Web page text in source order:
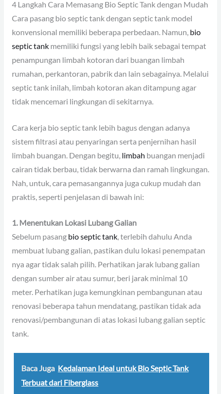
4 Langkah Cara Memasang Bio Septic Tank dengan Mudah
Cara pasang bio septic tank dengan septic tank model
konvensional memiliki beberapa perbedaan. Namun, bio
septic tankmemiliki fungsi yang lebih baik sebagai tempat
penampungan limbah kotoran dari buangan limbah
rumahan, perkantoran, pabrik dan lain sebagainya. Melalui
septic tank inilah, limbah kotoran akan ditampung agar
tidak mencemari lingkungan di sekitarnya.
Cara kerja bio septic tank lebih bagus dengan adanya
sistem filtrasi atau penyaringan serta penjernihan hasil
limbah buangan. Dengan begitu, limbah buangan menjadi
cairan tidak berbau, tidak berwarna dan ramah lingkungan.
Nah, untuk, cara pemasangannya juga cukup mudah dan
praktis, seperti penjelasan di bawah ini:
1. Menentukan Lokasi Lubang Galian
Sebelum pasang bio septic tank, terlebih dahulu Anda
membuat lubang galian, pastikan dulu lokasi penempatan
nya agar tidak salah pilih. Perhatikan jarak lubang galian
dengan sumber air atau sumur, beri jarak minimal 10
meter. Perhatikan juga kemungkinan pembangunan atau
renovasi beberapa tahun mendatang, pastikan tidak ada
renovasi/pembangunan di atas lokasi lubang galian septic
tank.
Baca Juga Kedalaman Ideal untuk Bio Septic Tank
Terbuat dari Fiberglass